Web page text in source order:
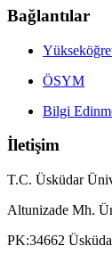
Bağlantılar
ÖSYM
Bilgi
İletişim
T.C. Üsküdar
Altunizade Mh.
PK:34662